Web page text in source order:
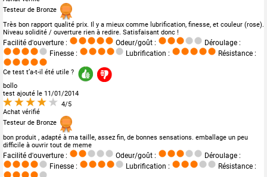
Testeur de Bronze
Très bon rapport qualité prix. Il y a mieux comme lubrification, finesse, et couleur (rose).
Niveau solidité / ouverture rien à redire. Satisfaisant donc !
Facilité d'ouverture : Odeur/goût :
Déroulage :
Finesse :
Lubrification : Résistance :
Ce test t’a-t-il été utile ?
bollo
test ajouté le 11/01/2014
4/5
Achat vérifié
Testeur de Bronze
bon produit , adapté à ma taille, assez fin, de bonnes sensations. emballage un peu
difficile à ouvrir tout de meme
Facilité d'ouverture : Odeur/goût :
Déroulage :
Finesse :
Lubrification : Résistance :